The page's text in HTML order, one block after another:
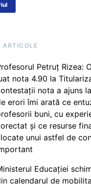
ARTICOLE
Petruț Rizea:
nota 4.90 la
nota a ajuns
erori îmi arată ce
buni, cu
și ce resurse
unui astfel de
Educației
calendarul de